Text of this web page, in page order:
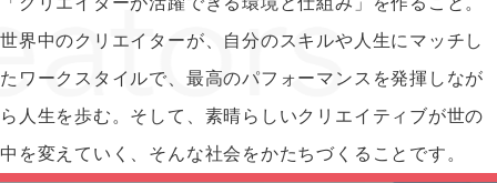
世界中のクリエイターが、自分のスキルや人生にマッチし
たワークスタイルで、最高のパフォーマンスを発揮しなが
ら人生を歩む。そして、素晴らしいクリエイティブが世の
中を変えていく、そんな社会をかたちづくることです。